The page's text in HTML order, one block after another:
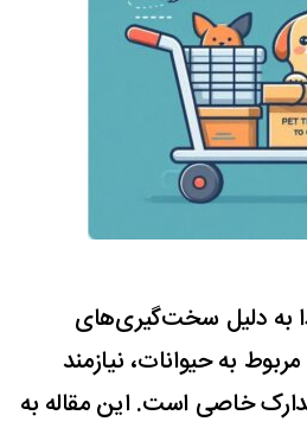
به دلیل سخت‌گیری‌های
به حیوانات، نیازمند
خاصی است. این مقاله به